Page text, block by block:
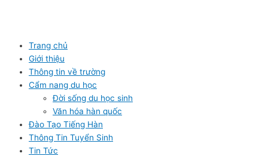
Trang chủ
Giới thiệu
Thông tin về trường
Cẩm nang du học
Đời sống du học sinh
Văn hóa hàn quốc
Đào Tạo Tiếng Hàn
Thông Tin Tuyển Sinh
Tin Tức